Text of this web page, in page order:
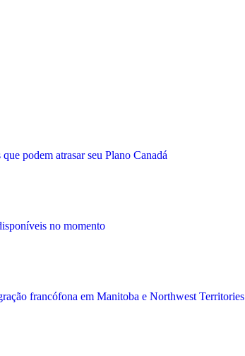
podem atrasar seu Plano Canadá
no momento
francófona em Manitoba e Northwest Territories